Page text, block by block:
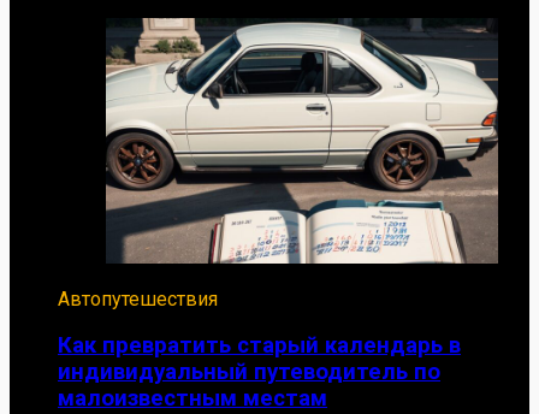
Автопутешествия
Как превратить старый календарь в
индивидуальный путеводитель по
малоизвестным местам